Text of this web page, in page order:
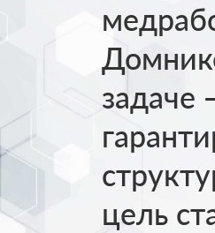
задаче
цель